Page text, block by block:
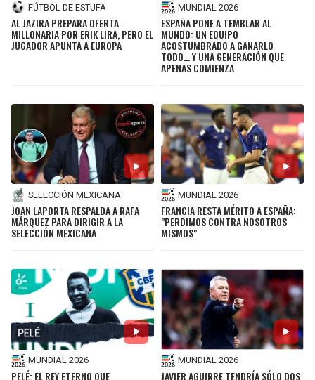
LIGA DE EXPANSIÓN MX
LEAGUES CUP
UEFA EUROPA LEAGUE
UEFA CONFERENCE LEAGUE
COPA LIBERTADORES
COPA SUDAMERICANA
LIGA BETPLAY
OTRAS LIGAS
RAIDERS
BENGALS
BROWNS
STEELERS
COLTS
JAGUARS
TITANS
CAVALIERS
BUCKS
HAWKS
HORNETS
MAGIC
WIZARDS
WARRIORS
FÚTBOL DE ESTUFA
AL JAZIRA PREPARA OFERTA
MILLONARIA POR ERIK LIRA, PERO EL
JUGADOR APUNTA A EUROPA
MUNDIAL 2026
ESPAÑA PONE A TEMBLAR AL
MUNDO: UN EQUIPO
ACOSTUMBRADO A GANARLO
TODO... Y UNA GENERACIÓN QUE
APENAS COMIENZA
SELECCIÓN MEXICANA
JOAN LAPORTA RESPALDA A RAFA
MÁRQUEZ PARA DIRIGIR A LA
SELECCIÓN MEXICANA
MUNDIAL 2026
FRANCIA RESTA MÉRITO A ESPAÑA:
"PERDIMOS CONTRA NOSOTROS
MISMOS"
MUNDIAL 2026
PELÉ: EL REY ETERNO QUE
MUNDIAL 2026
JAVIER AGUIRRE TENDRÍA SÓLO DOS